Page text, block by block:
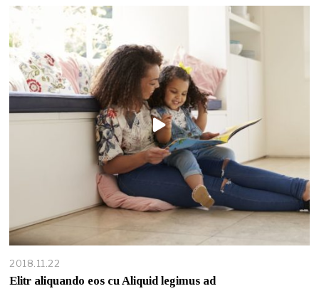
2018.11.22
Elitr aliquando eos cu Aliquid legimus ad